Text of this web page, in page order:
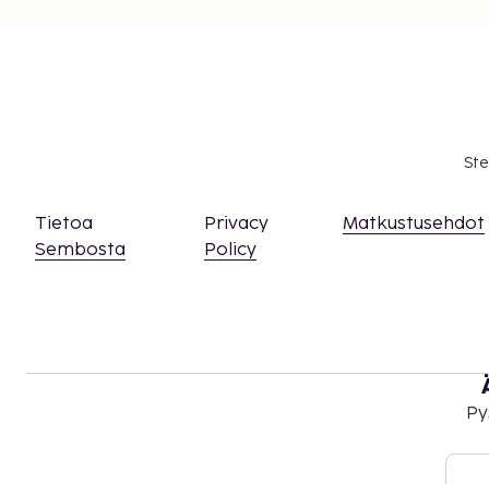
Tietoa
Sembosta
Privacy
Policy
Matkustusehdot